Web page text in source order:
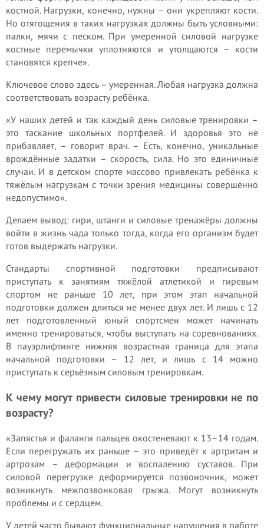
костной. Нагрузки, конечно, нужны – они укрепляют кости.
Но отягощения в таких нагрузках должны быть условными:
палки, мячи с песком. При умеренной силовой нагрузке
костные перемычки уплотняются и утолщаются – кости
становятся крепче».
Ключевое слово здесь – умеренная. Любая нагрузка должна
соответствовать возрасту ребёнка.
«У наших детей и так каждый день силовые тренировки –
это таскание школьных портфелей. И здоровья это не
прибавляет, – говорит врач. – Есть, конечно, уникальные
врождённые задатки – скорость, сила. Но это единичные
случаи. И в детском спорте массово привлекать ребёнка к
тяжёлым нагрузкам с точки зрения медицины совершенно
недопустимо».
Делаем вывод: гири, штанги и силовые тренажёры должны
войти в жизнь чада только тогда, когда его организм будет
готов выдержать нагрузки.
Стандарты спортивной подготовки предписывают
приступать к занятиям тяжёлой атлетикой и гиревым
спортом не раньше 10 лет, при этом этап начальной
подготовки должен длиться не менее двух лет. И лишь с 12
лет подготовленный юный спортсмен может начинать
именно тренироваться, чтобы выступать на соревнованиях.
В пауэрлифтинге нижняя возрастная граница для этапа
начальной подготовки – 12 лет, и лишь с 14 можно
приступать к серьёзным силовым тренировкам.
К чему могут привести силовые тренировки не по
возрасту?
«Запястья и фаланги пальцев окостеневают к 13–14 годам.
Если перегружать их раньше – это приведёт к артритам и
артрозам – деформации и воспалению суставов. При
силовой перегрузке деформируется позвоночник, может
возникнуть межпозвонковая грыжа. Могут возникнуть
проблемы и с сердцем.
У детей часто бывают функциональные нарушения в работе